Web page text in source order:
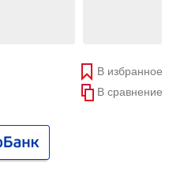
В избранное
В сравнение